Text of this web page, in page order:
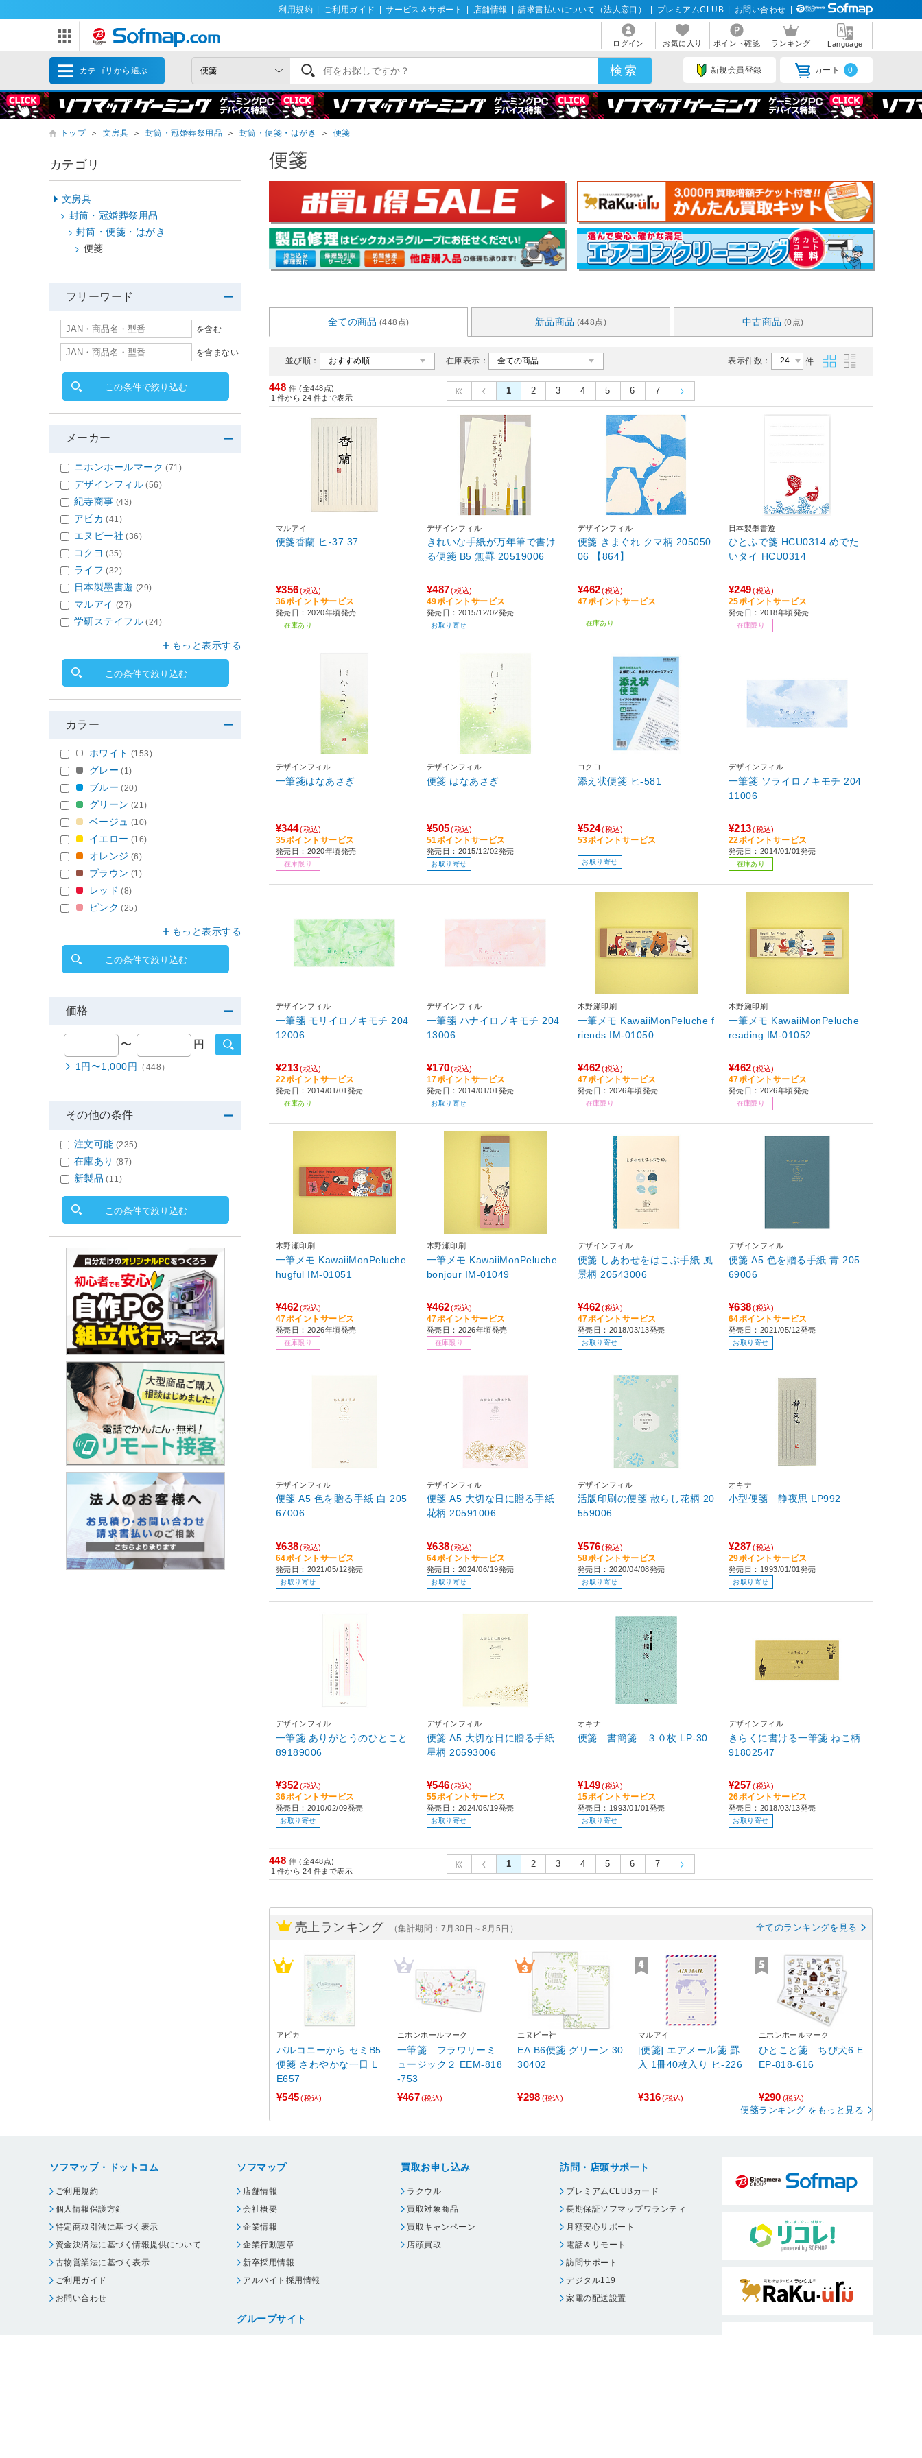
利用規約 ご利用ガイド サービス＆サポート 店舗情報 請求書払いについて（法人窓口） プレミアムCLUB お問い合わせ
ログイン お気に入り ポイント確認 ランキング Language
カテゴリから選ぶ 新規会員登録 カート 0
トップ ＞ 文房具 ＞ 封筒・冠婚葬祭用品 ＞ 封筒・便箋・はがき ＞ 便箋
便箋
全ての商品 (448点) 新品商品 (448点) 中古商品 (0点)
並び順： 在庫表示： 表示件数： 件
448 件 (全448点)
1 件から 24 件まで表示
1 2 3 4 5 6 7
マルアイ
便箋香蘭 ヒ-37 37
¥356 (税込)
36ポイントサービス
発売日：2020年頃発売
在庫あり
デザインフィル
きれいな手紙が万年筆で書け
る便箋 B5 無罫 20519006
¥487 (税込)
49ポイントサービス
発売日：2015/12/02発売
お取り寄せ
デザインフィル
便箋 きまぐれ クマ柄 205050
06 【864】
¥462 (税込)
47ポイントサービス
在庫あり
日本製墨書遊
ひとふで箋 HCU0314 めでた
いタイ HCU0314
¥249 (税込)
25ポイントサービス
発売日：2018年頃発売
在庫限り
デザインフィル
一筆箋はなあさぎ
¥344(税込)
35ポイントサービス
発売日：2020年頃発売
在庫限り
デザインフィル
便箋 はなあさぎ
¥505 (税込)
51ポイントサービス
発売日：2015/12/02発売
お取り寄せ
コクヨ
添え状便箋 ヒ-581
¥524(税込)
53ポイントサービス
お取り寄せ
デザインフィル
一筆箋 ソライロノキモチ 204
11006
¥213 (税込)
22ポイントサービス
発売日：2014/01/01発売
在庫あり
デザインフィル
一筆箋 モリイロノキモチ 204
12006
¥213 (税込)
22ポイントサービス
発売日：2014/01/01発売
在庫あり
デザインフィル
一筆箋 ハナイロノキモチ 204
13006
¥170 (税込)
17ポイントサービス
発売日：2014/01/01発売
お取り寄せ
木野瀬印刷
一筆メモ KawaiiMonPeluche f
riends IM-01050
¥462 (税込)
47ポイントサービス
発売日：2026年頃発売
在庫限り
木野瀬印刷
一筆メモ KawaiiMonPeluche
reading IM-01052
¥462 (税込)
47ポイントサービス
発売日：2026年頃発売
在庫限り
木野瀬印刷
一筆メモ KawaiiMonPeluche
hugful IM-01051
¥462 (税込)
47ポイントサービス
発売日：2026年頃発売
在庫限り
木野瀬印刷
一筆メモ KawaiiMonPeluche
bonjour IM-01049
¥462 (税込)
47ポイントサービス
発売日：2026年頃発売
在庫限り
デザインフィル
便箋 しあわせをはこぶ手紙 風
景柄 20543006
¥462 (税込)
47ポイントサービス
発売日：2018/03/13発売
お取り寄せ
デザインフィル
便箋 A5 色を贈る手紙 青 205
69006
¥638 (税込)
64ポイントサービス
発売日：2021/05/12発売
お取り寄せ
デザインフィル
便箋 A5 色を贈る手紙 白 205
67006
¥638 (税込)
64ポイントサービス
発売日：2021/05/12発売
お取り寄せ
デザインフィル
便箋 A5 大切な日に贈る手紙
花柄 20591006
¥638 (税込)
64ポイントサービス
発売日：2024/06/19発売
お取り寄せ
デザインフィル
活版印刷の便箋 散らし花柄 20
559006
¥576 (税込)
58ポイントサービス
発売日：2020/04/08発売
お取り寄せ
オキナ
小型便箋 静夜思 LP992
¥287 (税込)
29ポイントサービス
発売日：1993/01/01発売
お取り寄せ
デザインフィル
一筆箋 ありがとうのひとこと
89189006
¥352 (税込)
36ポイントサービス
発売日：2010/02/09発売
お取り寄せ
デザインフィル
便箋 A5 大切な日に贈る手紙
星柄 20593006
¥546 (税込)
55ポイントサービス
発売日：2024/06/19発売
お取り寄せ
オキナ
便箋 書簡箋 ３０枚 LP-30
¥149 (税込)
15ポイントサービス
発売日：1993/01/01発売
お取り寄せ
デザインフィル
きらくに書ける一筆箋 ねこ柄
91802547
¥257 (税込)
26ポイントサービス
発売日：2018/03/13発売
お取り寄せ
448 件 (全448点)
1 件から 24 件まで表示
1 2 3 4 5 6 7
売上ランキング （集計期間：7月30日～8月5日） 全てのランキングを見る
アピカ
バルコニーから セミB5
便箋 さわやかな一日 L
E657
¥545 (税込)
ニホンホールマーク
一筆箋 フラワリーミ
ュージック２ EEM-818
-753
¥467(税込)
エヌビー社
EA B6便箋 グリーン 30
30402
¥298 (税込)
マルアイ
[便箋] エアメール箋 罫
入 1冊40枚入り ヒ-226
¥316(税込)
ニホンホールマーク
ひとこと箋 ちび犬6 E
EP-818-616
¥290 (税込)
便箋ランキング をもっと見る
カテゴリ
文房具
封筒・冠婚葬祭用品
封筒・便箋・はがき
便箋
フリーワード
を含む
を含まない
この条件で絞り込む
メーカー
ニホンホールマーク (71)
デザインフィル (56)
紀寺商事 (43)
アピカ (41)
エヌビー社 (36)
コクヨ (35)
ライフ (32)
日本製墨書遊 (29)
マルアイ (27)
学研ステイフル (24)
もっと表示する
この条件で絞り込む
カラー
ホワイト (153)
グレー (1)
ブルー (20)
グリーン (21)
ベージュ (10)
イエロー (16)
オレンジ (6)
ブラウン (1)
レッド (8)
ピンク (25)
もっと表示する
この条件で絞り込む
価格
〜 円
1円〜1,000円 （448）
その他の条件
注文可能 (235)
在庫あり (87)
新製品 (11)
この条件で絞り込む
ソフマップ・ドットコム
ご利用規約
個人情報保護方針
特定商取引法に基づく表示
資金決済法に基づく情報提供について
古物営業法に基づく表示
ご利用ガイド
お問い合わせ
ソフマップ
店舗情報
会社概要
企業情報
企業行動憲章
新卒採用情報
アルバイト採用情報
グループサイト
買取お申し込み
ラクウル
買取対象商品
買取キャンペーン
店頭買取
訪問・店頭サポート
プレミアムCLUBカード
長期保証ソフマップワランティ
月額安心サポート
電話＆リモート
訪問サポート
デジタル119
家電の配送設置